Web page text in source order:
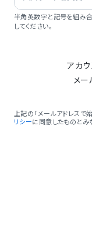
半角英数字と記号を組み
してください。
アカ
メ
上記の「メールアドレスで
リシーに同意したものとみ